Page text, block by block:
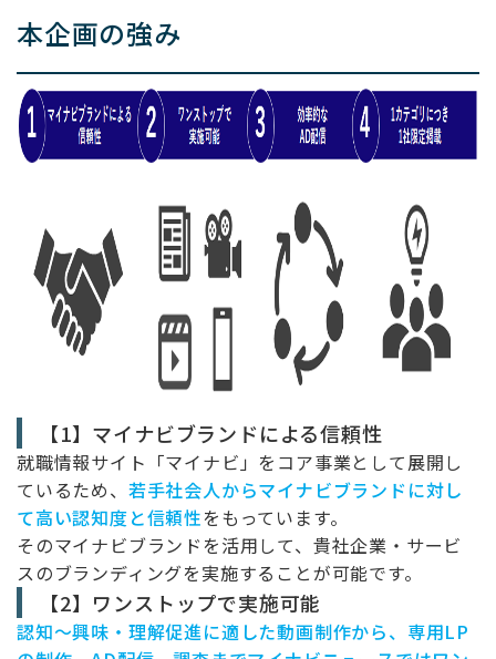
本企画の強み
【1】マイナビブランドによる信頼性
就職情報サイト「マイナビ」をコア事業として展開し
ているため、 若手社会人からマイナビブランドに対し
て高い認知度と信頼性をもっています。
そのマイナビブランドを活用して、貴社企業・サービ
スのブランディングを実施することが可能です。
【2】ワンストップで実施可能
認知～興味・理解促進に適した動画制作から、専用LP